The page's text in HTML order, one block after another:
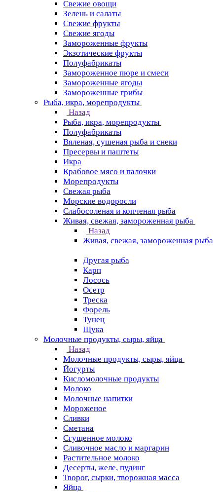
Свежие овощи
Зелень и салаты
Свежие фрукты
Свежие ягоды
Замороженные фрукты
Экзотические фрукты
Полуфабрикаты
Замороженное пюре и смеси
Замороженные ягоды
Замороженные грибы
Рыба, икра, морепродукты
Назад
Рыба, икра, морепродукты
Полуфабрикаты
Вяленая, сушеная рыба и снеки
Пресервы и паштеты
Икра
Крабовое мясо и палочки
Морепродукты
Свежая рыба
Морские водоросли
Слабосоленая и копченая рыба
Живая, свежая, замороженная рыба
Назад
Живая, свежая, замороженная рыба
Другая рыба
Карп
Лосось
Осетр
Треска
Форель
Тунец
Щука
Молочные продукты, сыры, яйца
Назад
Молочные продукты, сыры, яйца
Йогурты
Кисломолочные продукты
Молоко
Молочные напитки
Мороженое
Сливки
Сметана
Сгущенное молоко
Сливочное масло и маргарин
Растительное молоко
Десерты, желе, пудинг
Творог, сырки, творожная масса
Яйца